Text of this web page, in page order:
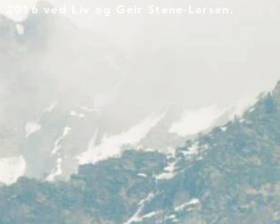
2016 ved Liv og Geir Stene-Larsen.